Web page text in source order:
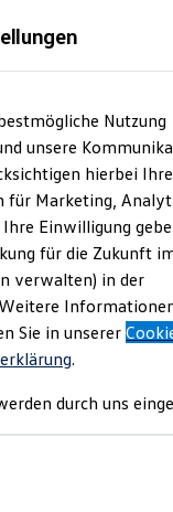
Nutzung
unsere
hierbei Ihre
für Marketing,
Einwilligung
für die Zukunft
verwalten) in der
Sie in unserer
.
durch uns